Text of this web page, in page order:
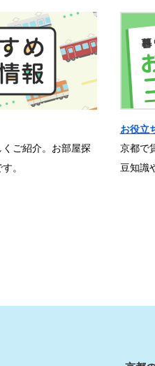
ご紹介。お部屋探
。
お役立
京都で
豆知識